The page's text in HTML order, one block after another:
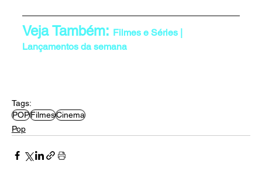
Veja Também: Filmes e Séries |
Lançamentos da semana
Tags:
POPFilmesCinema
Pop